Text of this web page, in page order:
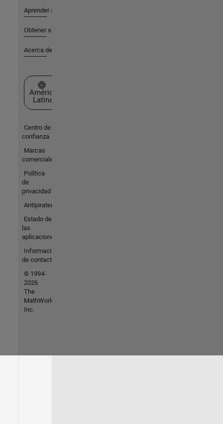
Aprender a utilizar
Obtener soporte
Acerca de MathWorks
Seleccione un país/idioma
América
Latina
Centro de
confianza
Marcas
comerciales
Política
de
privacidad
Antipiratería
Estado de
las
aplicaciones
Información
de contacto
© 1994-
2026
The
MathWorks,
Inc.